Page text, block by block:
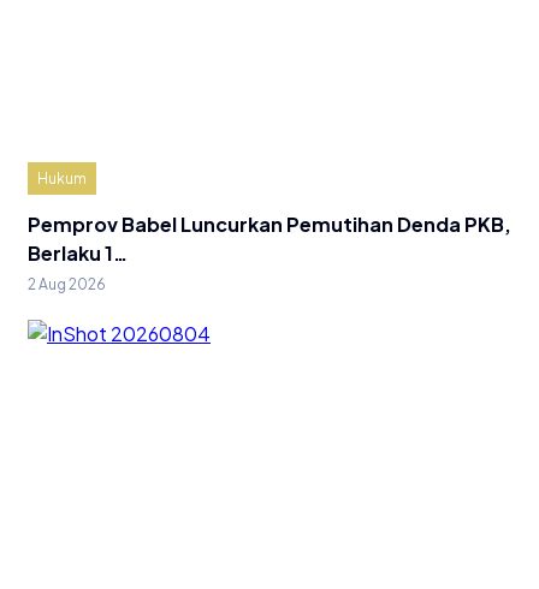
Hukum
Pemprov Babel Luncurkan Pemutihan Denda PKB,
Berlaku 1…
2 Aug 2026